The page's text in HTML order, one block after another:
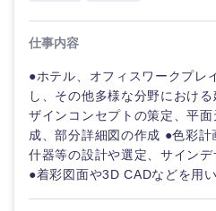
仕事内容
●ホテル、オフィスワークプレ
し、その他多様な分野におけ
ザインコンセプトの策定、平
成、部分詳細図の作成 ●色彩
什器等の設計や選定、サイン
●着彩図面や3D CADなどを用